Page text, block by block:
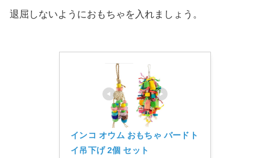
退屈しないようにおもちゃを入れましょう。
インコ オウム おもちゃ バードト
イ吊下げ 2個 セット